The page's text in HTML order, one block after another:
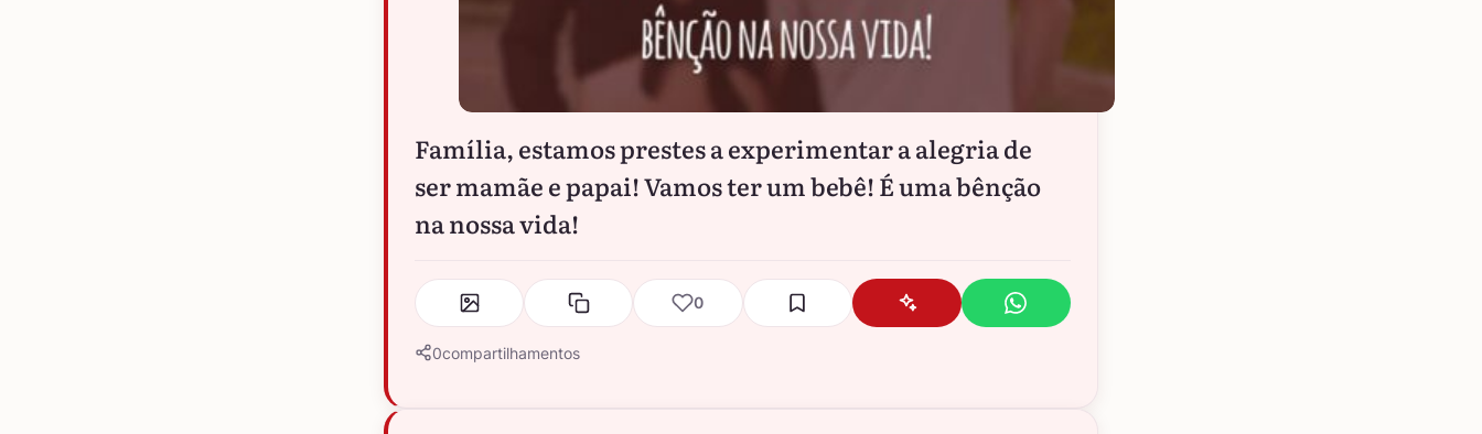
Família, estamos prestes a experimentar a alegria de
ser mamãe e papai! Vamos ter um bebê! É uma bênção
na nossa vida!
0
0compartilhamentos